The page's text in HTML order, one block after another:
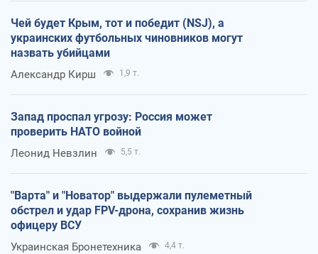
Чей будет Крым, тот и победит (NSJ), а
украинских футбольных чиновников могут
назвать убийцами
Александр Кирш 1,9 т.
Запад проспал угрозу: Россия может
проверить НАТО войной
Леонид Невзлин 5,5 т.
"Варта" и "Новатор" выдержали пулеметный
обстрел и удар FPV-дрона, сохранив жизнь
офицеру ВСУ
Украинская Бронетехника 4,4 т.